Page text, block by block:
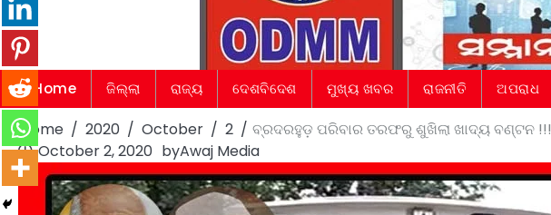
Home ଜିଲ୍ଲା ରାଜ୍ୟ ଦେଶବିଦେଶ ମୁଖ୍ୟ ଖବର ରାଜନୀତି ଅପରାଧ
Home 2020 October 2
ବ୍ରଦରହୁଡ଼ ପରିବାର ତରଫରୁ ଶୁଖିଲା ଖାଦ୍ୟ ବଣ୍ଟନ !!!
October 2, 2020 byAwaj Media